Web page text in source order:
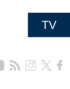
TV